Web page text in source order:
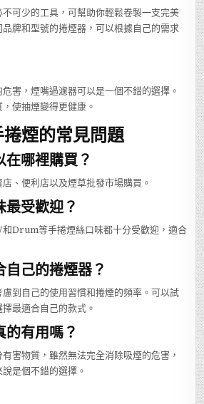
可少的工具，可幫助你輕鬆卷製一支完美
牌和型號的捲煙器，可以根據自己的需求
害，煙嘴過濾器可以是一個不錯的選擇。
使抽煙變得更健康。
煙的常見問題
在哪裡購買？
、便利店以及煙草批發市場購買。
最受歡迎？
Drum等手捲煙絲口味都十分受歡迎，適合
己的捲煙器？
到自己的使用習慣和捲煙的頻率。可以試
最適合自己的款式。
的有用嗎？
害物質，雖然無法完全消除吸煙的危害，
是個不錯的選擇。